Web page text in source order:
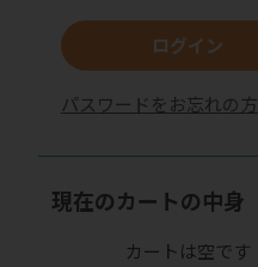
ログイン
パスワードをお忘れの方
現在のカートの中身
カートは空です